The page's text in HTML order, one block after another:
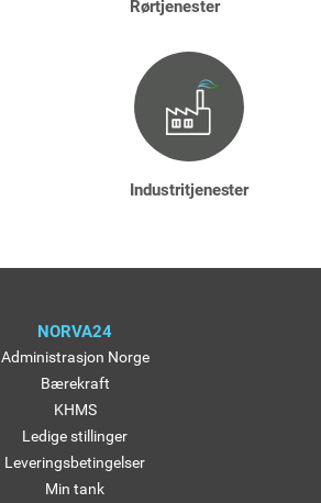
Rørtjenester
Industritjenester
NORVA24
Administrasjon Norge
Bærekraft
KHMS
Ledige stillinger
Leveringsbetingelser
Min tank